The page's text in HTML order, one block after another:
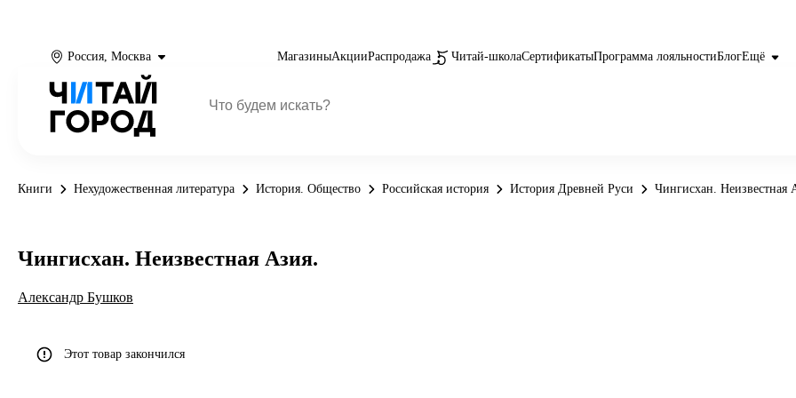
Россия, Москва МагазиныАкцииРаспродажа Читай-школаСертификатыПрограмма лояльностиБлогЕщё
Книги Нехудожественная литература История. Общество Российская история История Древней Руси Чингисхан. Неизвестная
Чингисхан. Неизвестная Азия.
Александр Бушков
Этот товар закончился